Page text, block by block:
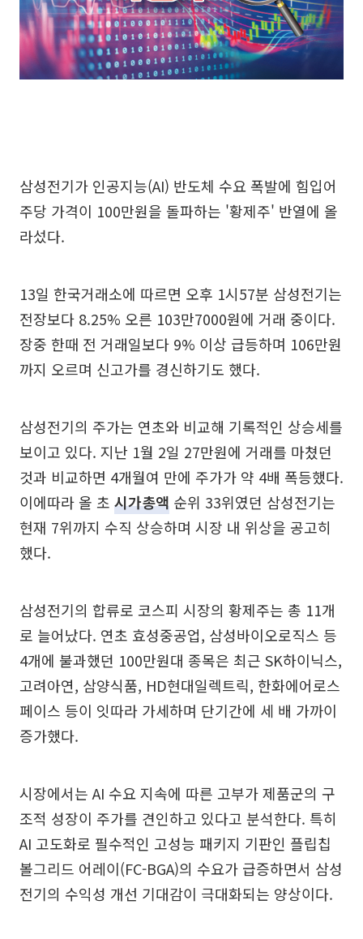
삼성전기가 인공지능(AI) 반도체 수요 폭발에 힘입어
주당 가격이 100만원을 돌파하는 '황제주' 반열에 올
라섰다.
13일 한국거래소에 따르면 오후 1시57분 삼성전기는
전장보다 8.25% 오른 103만7000원에 거래 중이다.
장중 한때 전 거래일보다 9% 이상 급등하며 106만원
까지 오르며 신고가를 경신하기도 했다.
삼성전기의 주가는 연초와 비교해 기록적인 상승세를
보이고 있다. 지난 1월 2일 27만원에 거래를 마쳤던
것과 비교하면 4개월여 만에 주가가 약 4배 폭등했다.
이에따라 올 초 시가총액 순위 33위였던 삼성전기는
현재 7위까지 수직 상승하며 시장 내 위상을 공고히
했다.
삼성전기의 합류로 코스피 시장의 황제주는 총 11개
로 늘어났다. 연초 효성중공업, 삼성바이오로직스 등
4개에 불과했던 100만원대 종목은 최근 SK하이닉스,
고려아연, 삼양식품, HD현대일렉트릭, 한화에어로스
페이스 등이 잇따라 가세하며 단기간에 세 배 가까이
증가했다.
시장에서는 AI 수요 지속에 따른 고부가 제품군의 구
조적 성장이 주가를 견인하고 있다고 분석한다. 특히
AI 고도화로 필수적인 고성능 패키지 기판인 플립칩
볼그리드 어레이(FC-BGA)의 수요가 급증하면서 삼성
전기의 수익성 개선 기대감이 극대화되는 양상이다.